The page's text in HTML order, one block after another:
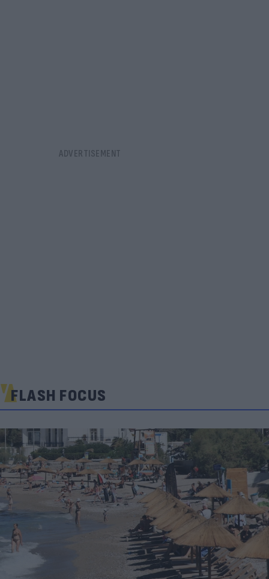
FLASH FOCUS